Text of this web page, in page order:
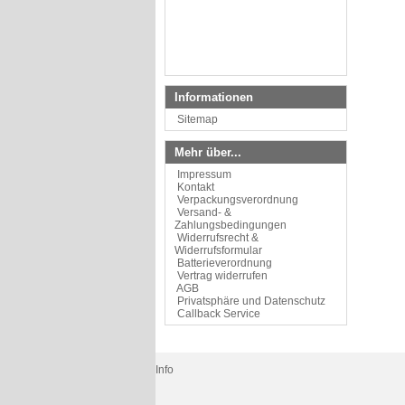
Informationen
Sitemap
Mehr über...
Impressum
Kontakt
Verpackungsverordnung
Versand- &
Zahlungsbedingungen
Widerrufsrecht &
Widerrufsformular
Batterieverordnung
Vertrag widerrufen
AGB
Privatsphäre und Datenschutz
Callback Service
Info